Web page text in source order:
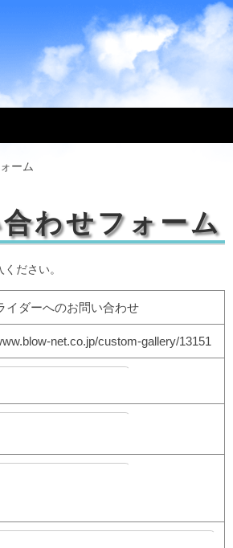
ーム
わせフォーム
ださい。
イダーへのお問い合わせ
net.co.jp/custom-gallery/13151